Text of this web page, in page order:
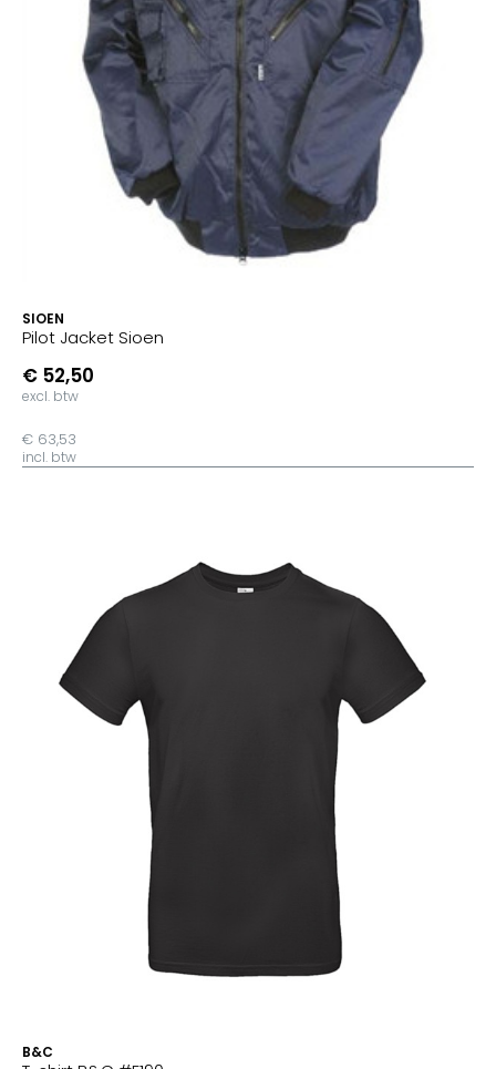
SIOEN
Pilot Jacket Sioen
€ 52,50
excl. btw
€ 63,53
incl. btw
B&C